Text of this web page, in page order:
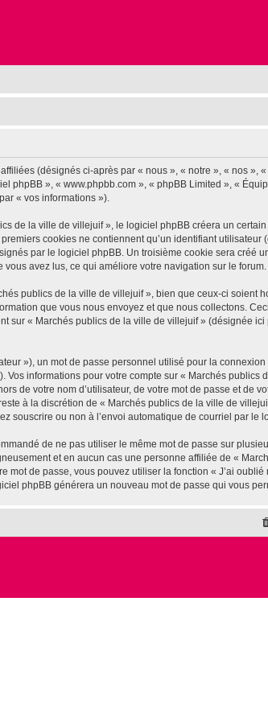
(désignés ci-après par « nous », « notre », « nos »,
», « www.phpbb.com », « phpBB Limited », «
« vos informations »).
de la ville de villejuif », le logiciel phpBB créera un
cookies ne contiennent qu’un identifiant utilisateur
par le logiciel phpBB. Un troisième cookie sera créé
avez lus, ce qui améliore votre navigation sur le forum.
publics de la ville de villejuif », bien que ceux-ci soient
que vous nous envoyez et que nous collectons.
sur « Marchés publics de la ville de villejuif » (désignée
»), un mot de passe personnel utilisé pour la
informations pour votre compte sur « Marchés publics
de votre nom d’utilisateur, de votre mot de passe et de
à la discrétion de « Marchés publics de la ville de
souscrire ou non à l’envoi automatique de courriel par le
de ne pas utiliser le même mot de passe sur
et en aucun cas une personne affiliée de «
de passe, vous pouvez utiliser la fonction « J’ai
phpBB générera un nouveau mot de passe qui vous